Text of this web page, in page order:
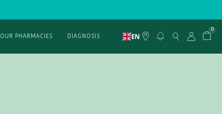
OUR PHARMACIES DIAGNOSIS EN
0